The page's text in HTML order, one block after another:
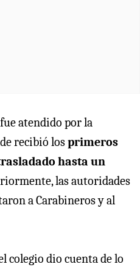
atendido por la
recibió losprimeros
hasta un
las autoridades
a Carabineros y al
colegio dio cuenta de lo